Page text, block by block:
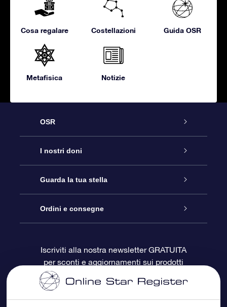
Cosa regalare Costellazioni Guida OSR
Metafisica Notizie
OSR
Assistenza
Contattaci
Blog
OSR Recensioni
I nostri doni
Online Star Gift
Pacchetto regalo OSR
Gift Card OSR
Doni aziendali
Guarda la tua stella
Registro stellare
Star Page personalizzata
One Million Stars
Ordini e consegne
Informazioni di Pagamento
Iscriviti alla nostra newsletter GRATUITA
per sconti e aggiornamenti sui prodotti